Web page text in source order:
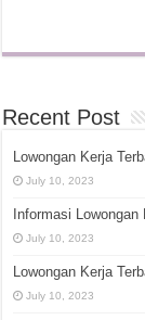
Recent Post
Lowongan Kerja
July 10, 2023
Informasi
July 10, 2023
Lowongan Kerja
July 10, 2023